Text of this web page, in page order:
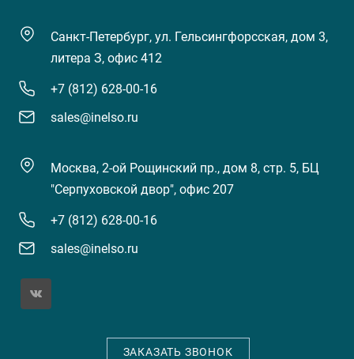
Санкт-Петербург, ул. Гельсингфорсская, дом 3,
литера З, офис 412
+7 (812) 628-00-16
sales@inelso.ru
Москва, 2-ой Рощинский пр., дом 8, стр. 5, БЦ
"Серпуховской двор", офис 207
+7 (812) 628-00-16
sales@inelso.ru
ЗАКАЗАТЬ ЗВОНОК